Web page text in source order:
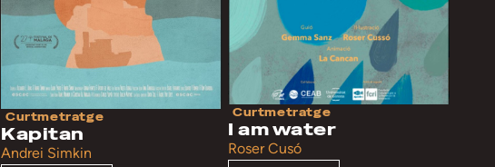
Curtmetratge
Kapitan
Andrei Simkin
Curtmetratge
I am water
Roser Cusó